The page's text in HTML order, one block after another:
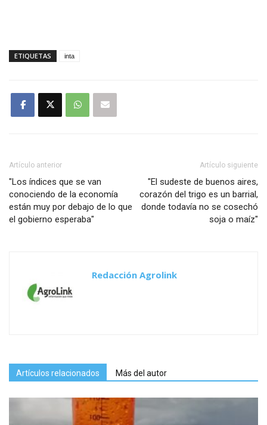
ETIQUETAS inta
Artículo anterior
"Los índices que se van
conociendo de la economía
están muy por debajo de lo que
el gobierno esperaba"
Artículo siguiente
"El sudeste de buenos aires,
corazón del trigo es un barrial,
donde todavía no se cosechó
soja o maíz"
Redacción Agrolink
Artículos relacionados Más del autor